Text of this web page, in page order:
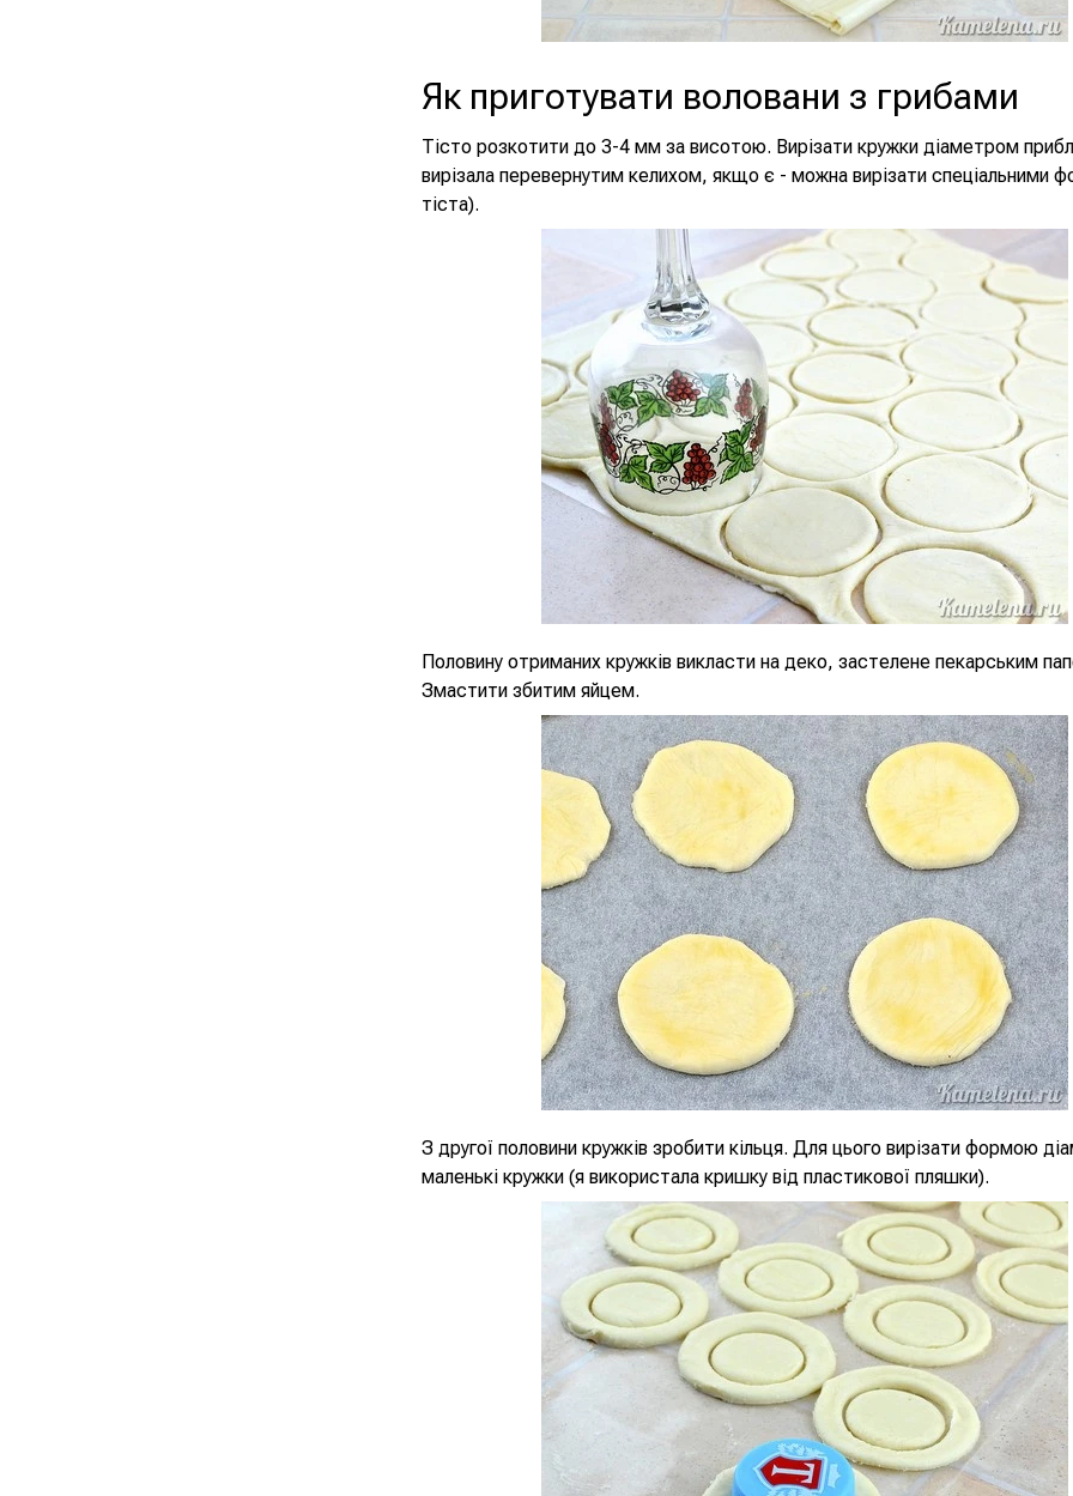
Як приготувати воловани з грибами
Тісто розкотити до 3-4 мм за висотою. Вирізати кружки діаметром
вирізала перевернутим келихом, якщо є - можна вирізати спеціальними
тіста).
Половину отриманих кружків викласти на деко, застелене пекарським
Змастити збитим яйцем.
З другої половини кружків зробити кільця. Для цього вирізати формою
маленькі кружки (я використала кришку від пластикової пляшки).